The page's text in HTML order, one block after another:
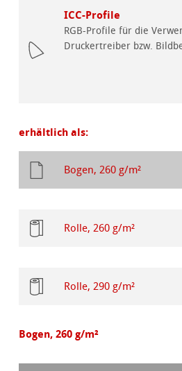
ICC-Profile
RGB-Profile für die
Druckertreiber bzw.
erhältlich als:
Bogen, 260 g/m²
Rolle, 260 g/m²
Rolle, 290 g/m²
Bogen, 260 g/m²